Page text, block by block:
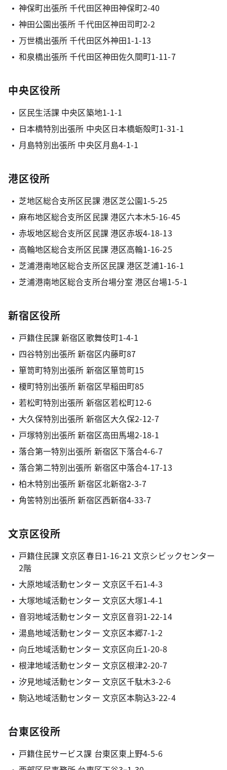
神保町出張所 千代田区神田神保町2-40
神田公園出張所 千代田区神田司町2-2
万世橋出張所 千代田区外神田1-1-13
和泉橋出張所 千代田区神田佐久間町1-11-7
中央区役所
区民生活課 中央区築地1-1-1
日本橋特別出張所 中央区日本橋蛎殻町1-31-1
月島特別出張所 中央区月島4-1-1
港区役所
芝地区総合支所区民課 港区芝公園1-5-25
麻布地区総合支所区民課 港区六本木5-16-45
赤坂地区総合支所区民課 港区赤坂4-18-13
高輪地区総合支所区民課 港区高輪1-16-25
芝浦港南地区総合支所区民課 港区芝浦1-16-1
芝浦港南地区総合支所台場分室 港区台場1-5-1
新宿区役所
戸籍住民課 新宿区歌舞伎町1-4-1
四谷特別出張所 新宿区内藤町87
箪笥町特別出張所 新宿区箪笥町15
榎町特別出張所 新宿区早稲田町85
若松町特別出張所 新宿区若松町12-6
大久保特別出張所 新宿区大久保2-12-7
戸塚特別出張所 新宿区高田馬場2-18-1
落合第一特別出張所 新宿区下落合4-6-7
落合第二特別出張所 新宿区中落合4-17-13
柏木特別出張所 新宿区北新宿2-3-7
角筈特別出張所 新宿区西新宿4-33-7
文京区役所
戸籍住民課 文京区春日1-16-21 文京シビックセンター
2階
大原地域活動センター 文京区千石1-4-3
大塚地域活動センター 文京区大塚1-4-1
音羽地域活動センター 文京区音羽1-22-14
湯島地域活動センター 文京区本郷7-1-2
向丘地域活動センター 文京区向丘1-20-8
根津地域活動センター 文京区根津2-20-7
汐見地域活動センター 文京区千駄木3-2-6
駒込地域活動センター 文京区本駒込3-22-4
台東区役所
戸籍住民サービス課 台東区東上野4-5-6